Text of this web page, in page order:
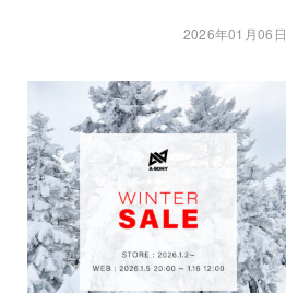
2026年01月06日